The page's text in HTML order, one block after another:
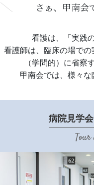
ー
さぁ、甲南会
看護は、「実践
看護師は、臨床の場で
（学問的）に省察
甲南会では、様々な
病院見学